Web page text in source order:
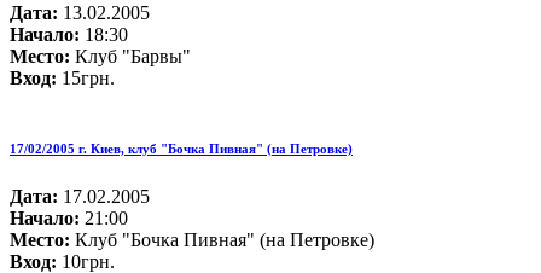
Дата: 13.02.2005
Начало: 18:30
Место: Клуб "Барвы"
Вход: 15грн.
17/02/2005 г. Киев, клуб "Бочка Пивная" (на Петровке)
Дата: 17.02.2005
Начало: 21:00
Место: Клуб "Бочка Пивная" (на Петровке)
Вход: 10грн.